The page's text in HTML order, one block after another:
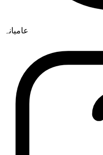
عامیانہ